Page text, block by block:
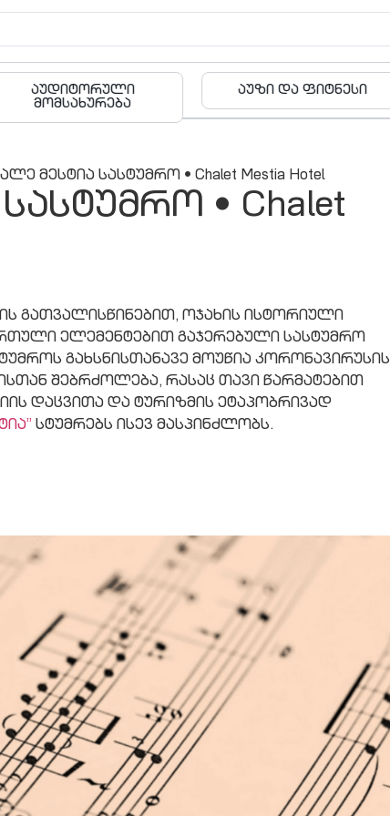
აუდიტორული
მომსახურება
აუზი და ფიტნესი
მესტია სასტუმრო • Chalet Mestia Hotel
• Chalet
გათვალისწინებით, ოჯახის ისტორიული
ელემენტებით გაჯერებული სასტუმრო
გახსნისთანავე მოუწია კორონავირუსის
შებრძოლება, რასაც თავი წარმატებით
დაცვითა და ტურიზმის ეტაპობრივად
სტუმრებს ისევ მასპინძლობს.